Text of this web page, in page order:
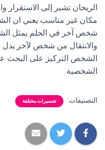
الريحان تشير إلى الاستقرار
مكان غير مناسب يعني ان
شخص آخر في الحلم يمثل
والانتقال من شخص لآخر يدل
الشخص التركيز على البحث
الشخصية.
التصنيفات: تفسيرات مختلفة